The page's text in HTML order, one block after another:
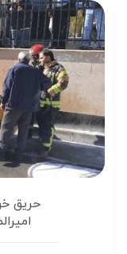
حریق